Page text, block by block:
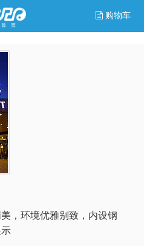
购物车
，环境优雅别致，内设钢